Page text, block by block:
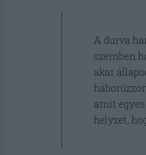
A durva
szemben
akar
amit
helyzet,